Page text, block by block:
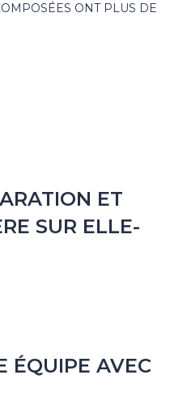
ONT PLUS DE
ET
SUR ELLE-
ÉQUIPE AVEC